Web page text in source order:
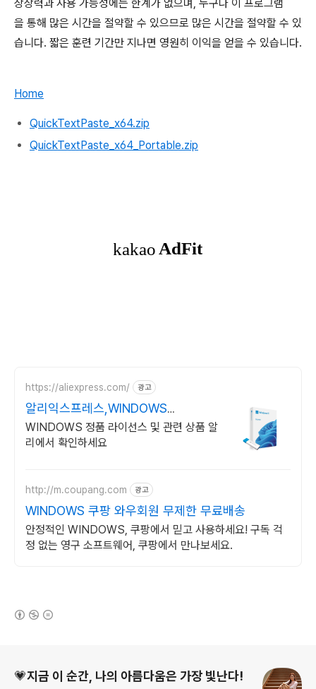
상상력과 사용 가능성에는 한계가 없으며, 누구나 이 프로그램
을 통해 많은 시간을 절약할 수 있으므로 많은 시간을 절약할 수 있
습니다. 짧은 훈련 기간만 지나면 영원히 이익을 얻을 수 있습니다.
Home
QuickTextPaste_x64.zip
QuickTextPaste_x64_Portable.zip
https://aliexpress.com/ 광고
알리익스프레스,WINDOWS
Windows 알리에서!
WINDOWS 정품 라이선스 및 관련 상품 알
리에서 확인하세요
http://m.coupang.com 광고
WINDOWS 쿠팡 와우회원 무제한 무료배송
안정적인 WINDOWS, 쿠팡에서 믿고 사용하세요! 구독 걱
정 없는 영구 소프트웨어, 쿠팡에서 만나보세요.
💗지금 이 순간, 나의 아름다움은 가장 빛난다!